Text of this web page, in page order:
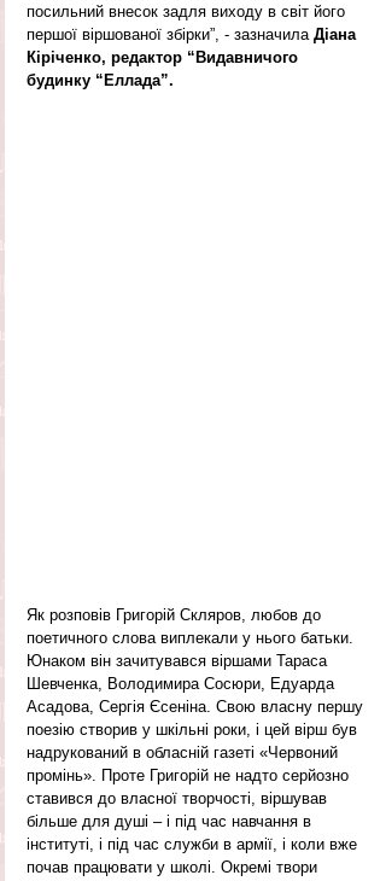
посильний внесок задля виходу в світ його
першої віршованої збірки”, - зазначила Діана
Кіріченко, редактор “Видавничого
будинку “Еллада”.
Як розповів Григорій Скляров, любов до
поетичного слова виплекали у нього батьки.
Юнаком він зачитувався віршами Тараса
Шевченка, Володимира Сосюри, Едуарда
Асадова, Сергія Єсеніна. Свою власну першу
поезію створив у шкільні роки, і цей вірш був
надрукований в обласній газеті «Червоний
промінь». Проте Григорій не надто серйозно
ставився до власної творчості, віршував
більше для душі – і під час навчання в
інституті, і під час служби в армії, і коли вже
почав працювати у школі. Окремі твори